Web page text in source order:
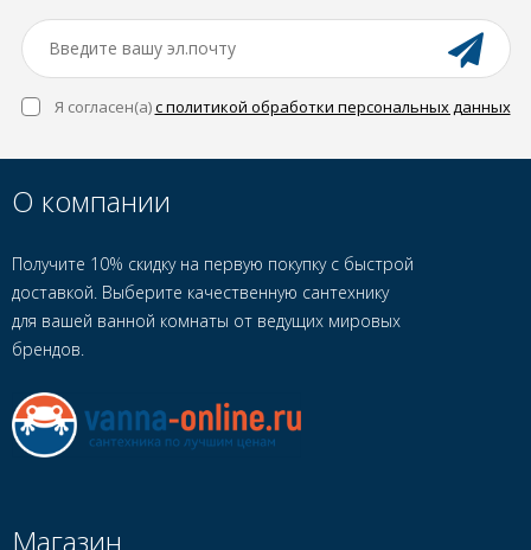
Я согласен(a)с политикой обработки персональных данных
О компании
Получите 10% скидку на первую покупку с быстрой
доставкой. Выберите качественную сантехнику
для вашей ванной комнаты от ведущих мировых
брендов.
Магазин